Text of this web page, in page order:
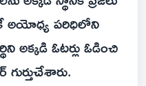
అయోధ్య పరిధిలోని
అక్కడి ఓటర్లు ఓడించి